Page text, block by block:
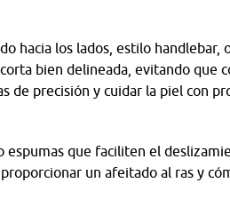
hacia los lados, estilo handlebar,
bien delineada, evitando que
de precisión y cuidar la piel con
espumas que faciliten el
un afeitado al ras y